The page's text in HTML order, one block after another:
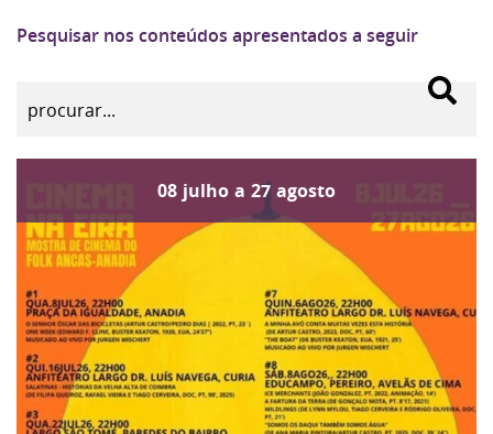
Pesquisar nos conteúdos apresentados a seguir
08 julho a 27 agosto